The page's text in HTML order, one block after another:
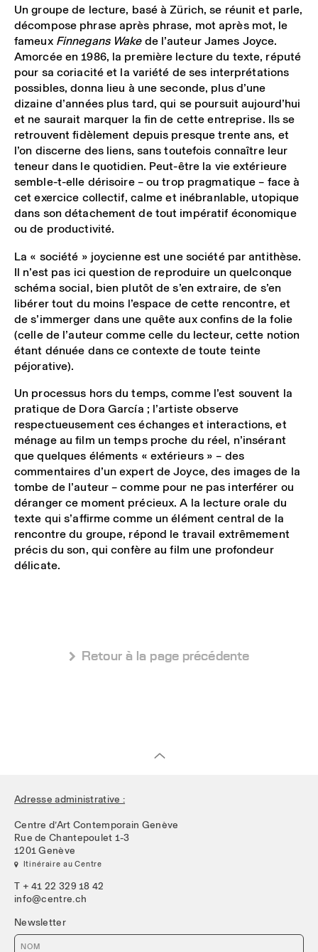
Un groupe de lecture, basé à Zürich, se réunit et parle,
décompose phrase après phrase, mot après mot, le
fameux Finnegans Wakede l’auteur James Joyce.
Amorcée en 1986, la première lecture du texte, réputé
pour sa coriacité et la variété de ses interprétations
possibles, donna lieu à une seconde, plus d’une
dizaine d’années plus tard, qui se poursuit aujourd’hui
et ne saurait marquer la fin de cette entreprise. Ils se
retrouvent fidèlement depuis presque trente ans, et
l’on discerne des liens, sans toutefois connaître leur
teneur dans le quotidien. Peut-être la vie extérieure
semble-t-elle dérisoire – ou trop pragmatique – face à
cet exercice collectif, calme et inébranlable, utopique
dans son détachement de tout impératif économique
ou de productivité.
La « société » joycienne est une société par antithèse.
Il n’est pas ici question de reproduire un quelconque
schéma social, bien plutôt de s’en extraire, de s’en
libérer tout du moins l’espace de cette rencontre, et
de s’immerger dans une quête aux confins de la folie
(celle de l’auteur comme celle du lecteur, cette notion
étant dénuée dans ce contexte de toute teinte
péjorative).
Un processus hors du temps, comme l’est souvent la
pratique de Dora García ; l’artiste observe
respectueusement ces échanges et interactions, et
ménage au film un temps proche du réel, n’insérant
que quelques éléments « extérieurs » – des
commentaires d’un expert de Joyce, des images de la
tombe de l’auteur – comme pour ne pas interférer ou
déranger ce moment précieux. A la lecture orale du
texte qui s’affirme comme un élément central de la
rencontre du groupe, répond le travail extrêmement
précis du son, qui confère au film une profondeur
délicate.
 Retour à la page précédente
Adresse administrative :
Centre d’Art Contemporain Genève
Rue de Chantepoulet 1-3
1201 Genève
 Itinéraire au Centre
T + 41 22 329 18 42
info@centre.ch
Newsletter